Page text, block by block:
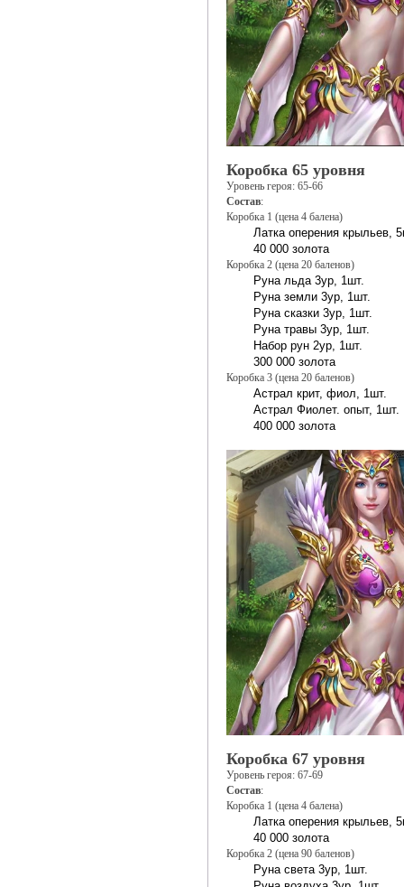
Коробка 65 уровня
Уровень героя: 65-66
Состав:
Коробка 1 (цена 4 балена)
Латка оперения крыльев,
40 000 золота
Коробка 2 (цена 20 баленов)
Руна льда 3ур, 1шт.
Руна земли 3ур, 1шт.
Руна сказки 3ур, 1шт.
Руна травы 3ур, 1шт.
Набор рун 2ур, 1шт.
300 000 золота
Коробка 3 (цена 20 баленов)
Астрал крит, фиол, 1шт.
Астрал Фиолет. опыт, 1шт.
400 000 золота
Коробка 67 уровня
Уровень героя: 67-69
Состав:
Коробка 1 (цена 4 балена)
Латка оперения крыльев,
40 000 золота
Коробка 2 (цена 90 баленов)
Руна света 3ур, 1шт.